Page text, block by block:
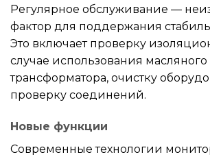
Регулярное обслуживание —
фактор для поддержания
Это включает проверку
случае использования масляного
трансформатора, очистку
проверку соединений.
Новые функции
Современные технологии